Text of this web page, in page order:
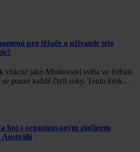
pro těžaře a uživatele této
vzácné jako Mistrovství světa ve fotbale
pouze každé čtyři roky. Tento krok…
boj s organizovaným zločinem
Austrálii